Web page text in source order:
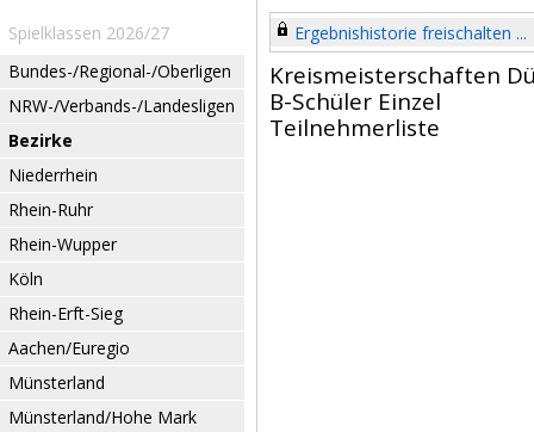
Spielklassen 2026/27
Bundes-/Regional-/Oberligen
NRW-/Verbands-/Landesligen
Bezirke
Niederrhein
Rhein-Ruhr
Rhein-Wupper
Köln
Rhein-Erft-Sieg
Aachen/Euregio
Münsterland
Münsterland/Hohe Mark
Ergebnishistorie freischalten ...
Kreismeisterschaften
B-Schüler Einzel
Teilnehmerliste